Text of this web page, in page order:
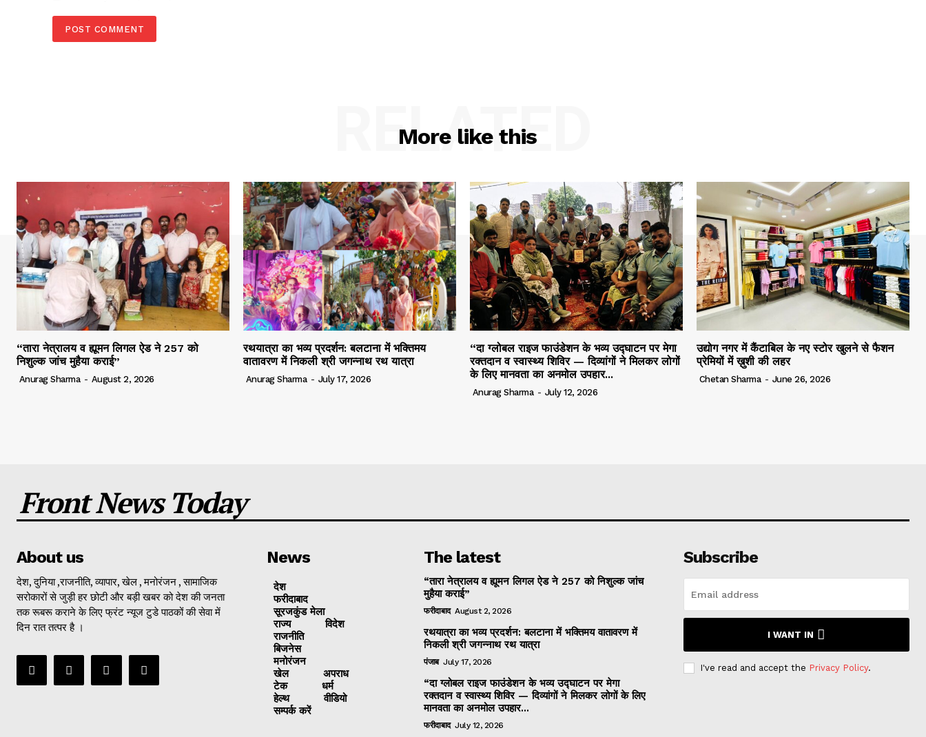
More like this
RELATED
“तारा नेत्रालय व ह्यूमन लिगल ऐड ने 257 को
निशुल्क जांच मुहैया कराई”
Anurag Sharma - August 2, 2026
रथयात्रा का भव्य प्रदर्शन: बलटाना में भक्तिमय
वातावरण में निकली श्री जगन्नाथ रथ यात्रा
Anurag Sharma - July 17, 2026
“दा ग्लोबल राइज फाउंडेशन के भव्य उद्घाटन पर मेगा
रक्तदान व स्वास्थ्य शिविर — दिव्यांगों ने मिलकर लोगों
के लिए मानवता का अनमोल उपहार...
Anurag Sharma - July 12, 2026
उद्योग नगर में कैंटाबिल के नए स्टोर खुलने से फैशन
प्रेमियों में ख़ुशी की लहर
Chetan Sharma - June 26, 2026
Front News Today
About us
देश, दुनिया ,राजनीति, व्यापार, खेल , मनोरंजन , सामाजिक
सरोकारों से जुड़ी हर छोटी और बड़ी खबर को देश की जनता
तक रूबरू कराने के लिए फ्रंट न्यूज टुडे पाठकों की सेवा में
दिन रात तत्पर है ।
News
देश
फरीदाबाद
सूरजकुंड मेला
राज्‍य
विदेश
राजनीति
बिजनेस
मनोरंजन
खेल
अपराध
टेक
धर्म
हेल्थ
वीडियो
सम्पर्क करें
The latest
“तारा नेत्रालय व ह्यूमन लिगल ऐड ने 257 को निशुल्क जांच
मुहैया कराई”
फरीदाबाद August 2, 2026
रथयात्रा का भव्य प्रदर्शन: बलटाना में भक्तिमय वातावरण में
निकली श्री जगन्नाथ रथ यात्रा
पंजाब July 17, 2026
“दा ग्लोबल राइज फाउंडेशन के भव्य उद्घाटन पर मेगा
रक्तदान व स्वास्थ्य शिविर — दिव्यांगों ने मिलकर लोगों के लिए
मानवता का अनमोल उपहार...
फरीदाबाद July 12, 2026
Subscribe
I WANT IN
I've read and accept the Privacy Policy.